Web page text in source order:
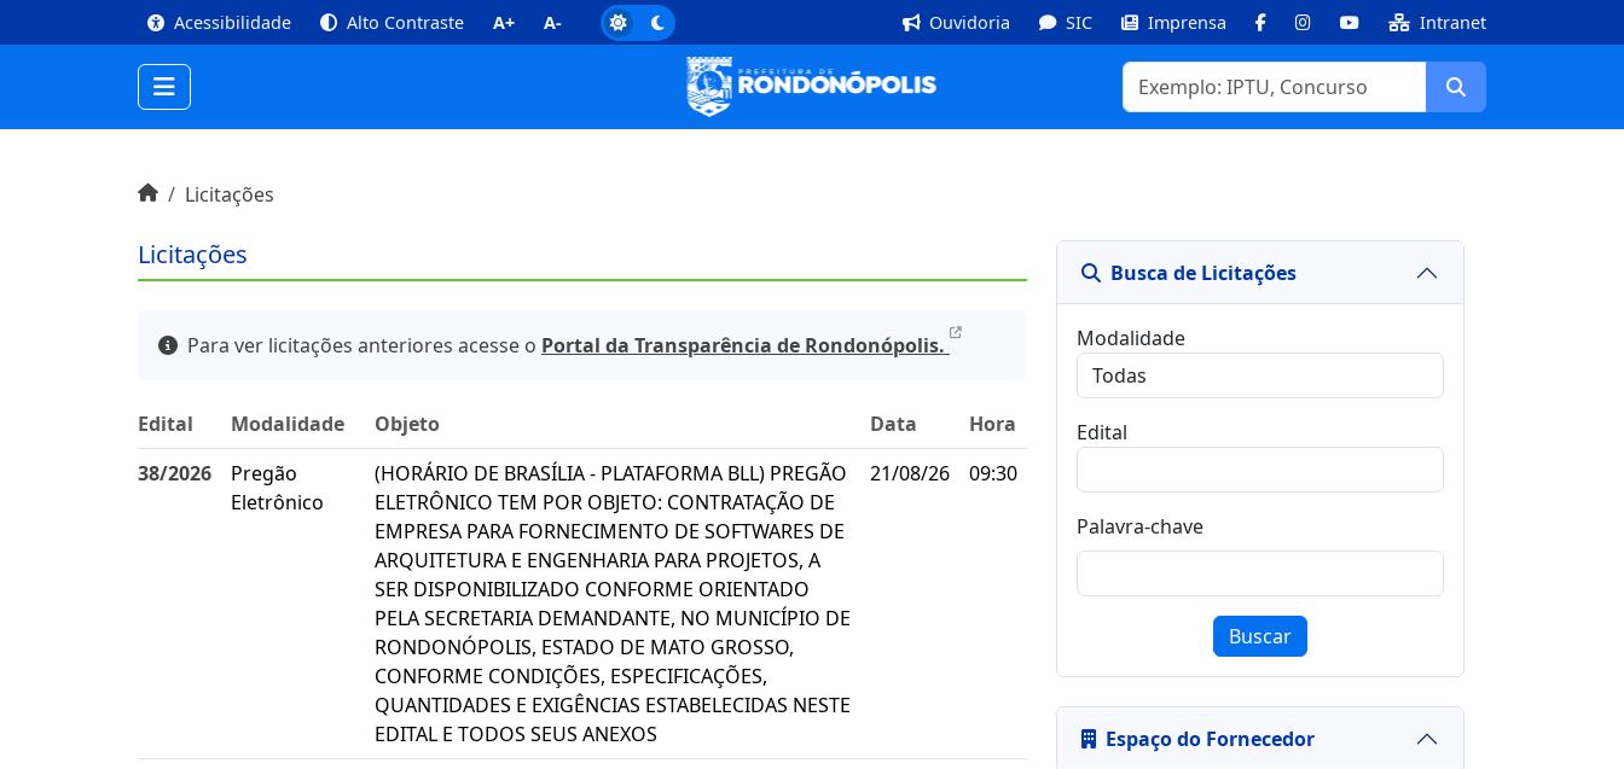
Conteúdo [1] Menu Principal [2] Busca [3] Rodapé [4]
Acessibilidade Alto Contraste A+ A- Ouvidoria SIC Imprensa FacebookInstagramYoutube Intranet
Buscar
Início do conteúdoInícioLicitações
Busca de Licitações
Busca de Licitações
Modalidade
Edital
Palavra-chave
Buscar
Espaço do Fornecedor
Licitações
Para ver licitações anteriores acesse o Portal da Transparência de Rondonópolis.
Edital Modalidade Objeto Data
Hora
38/2026
Pregão
Eletrônico
(HORÁRIO DE BRASÍLIA - PLATAFORMA BLL) PREGÃO
ELETRÔNICO TEM POR OBJETO: CONTRATAÇÃO DE
EMPRESA PARA FORNECIMENTO DE SOFTWARES DE
ARQUITETURA E ENGENHARIA PARA PROJETOS, A
SER DISPONIBILIZADO CONFORME ORIENTADO
PELA SECRETARIA DEMANDANTE, NO MUNICÍPIO DE
RONDONÓPOLIS, ESTADO DE MATO GROSSO,
CONFORME CONDIÇÕES, ESPECIFICAÇÕES,
QUANTIDADES E EXIGÊNCIAS ESTABELECIDAS NESTE
EDITAL E TODOS SEUS ANEXOS
21/08/26 09:30